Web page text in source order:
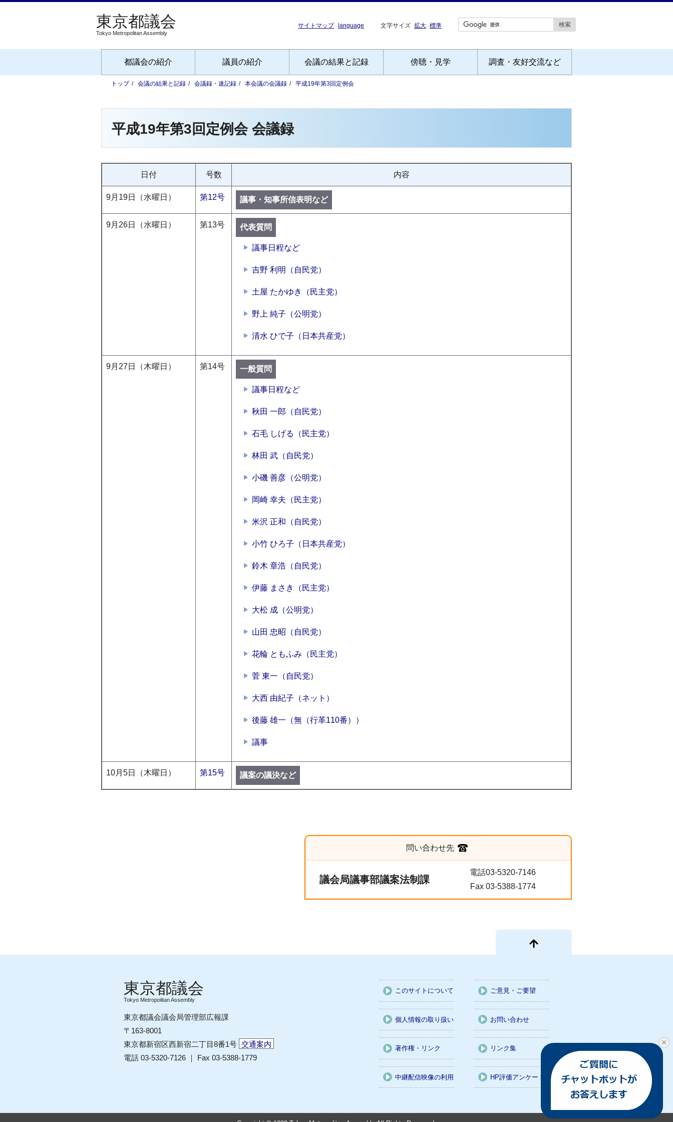
Tokyo Metropolitan Assembly
サイトマップ language 文字サイズ 拡大 標準
都議会の紹介 議員の紹介 会議の結果と記録 傍聴・見学 調査・友好交流など
トップ 会議の結果と記録 会議録・速記録 本会議の会議録 平成19年第3回定例会
平成19年第3回定例会 会議録
日付 号数 内容
9月19日（水曜日） 第12号 議事・知事所信表明など
9月26日（水曜日） 第13号 代表質問
議事日程など
吉野 利明（自民党）
土屋 たかゆき（民主党）
野上 純子（公明党）
清水 ひで子（日本共産党）
9月27日（木曜日） 第14号 一般質問
議事日程など
秋田 一郎（自民党）
石毛 しげる（民主党）
林田 武（自民党）
小磯 善彦（公明党）
岡崎 幸夫（民主党）
米沢 正和（自民党）
小竹 ひろ子（日本共産党）
鈴木 章浩（自民党）
伊藤 まさき（民主党）
大松 成（公明党）
山田 忠昭（自民党）
花輪 ともふみ（民主党）
菅 東一（自民党）
大西 由紀子（ネット）
後藤 雄一（無（行革110番））
議事
10月5日（木曜日） 第15号 議案の議決など
問い合わせ先
議会局議事部議案法制課
電話03-5320-7146
Fax 03-5388-1774
このサイトについて ご意見・ご要望
個人情報の取り扱い お問い合わせ
著作権・リンク リンク集
中継配信映像の利用 HP評価アンケート
Tokyo Metropolitan Assembly
東京都議会議会局管理部広報課
〒163-8001
東京都新宿区西新宿二丁目8番1号 交通案内
電話 03-5320-7126 ｜ Fax 03-5388-1779